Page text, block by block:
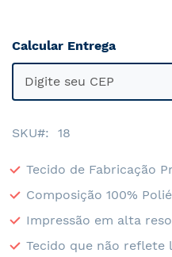
Calcular Entrega
SKU 18
Tecido de Fabricação
Composição 100%
Impressão em alta
Tecido que não reflete